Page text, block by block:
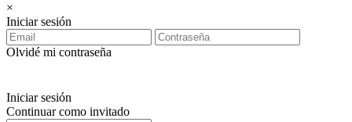
×
Iniciar sesión
Olvidé mi contraseña
Iniciar sesión
Continuar como invitado